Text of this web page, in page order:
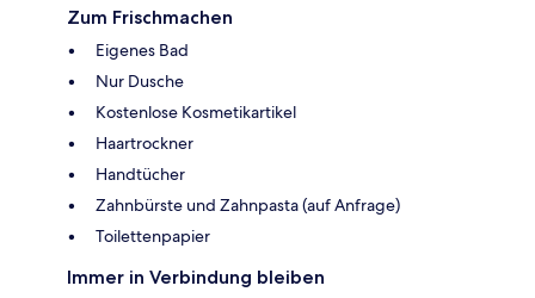
Zum Frischmachen
Eigenes Bad
Nur Dusche
Kostenlose Kosmetikartikel
Haartrockner
Handtücher
Zahnbürste und Zahnpasta (auf Anfrage)
Toilettenpapier
Immer in Verbindung bleiben